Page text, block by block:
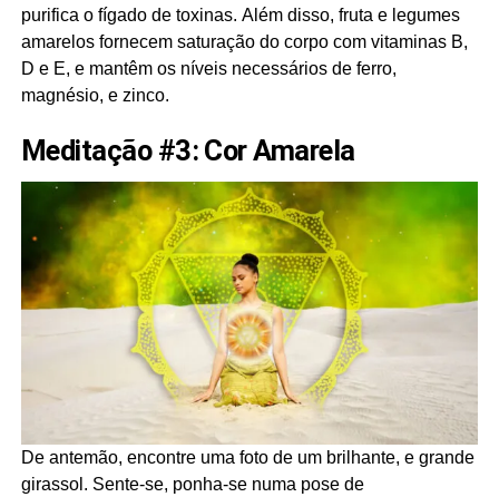
purifica o fígado de toxinas. Além disso, fruta e legumes
amarelos fornecem saturação do corpo com vitaminas B,
D e E, e mantêm os níveis necessários de ferro,
magnésio, e zinco.
Meditação #3: Cor Amarela
De antemão, encontre uma foto de um brilhante, e grande
girassol. Sente-se, ponha-se numa pose de